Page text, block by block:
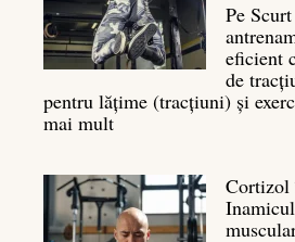
Pe
eficient
de
pentru lățime (tracțiuni) și
mai mult:
Top
7
mișcări
Cortizol